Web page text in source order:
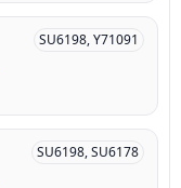
SU6198, Y71091
SU6198, SU6178